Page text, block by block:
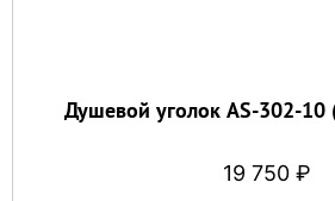
Душевой уголок AS-302-
19 750 ₽